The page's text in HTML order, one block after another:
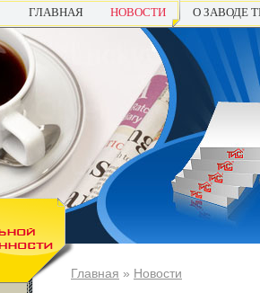
ГЛАВНАЯ НОВОСТИ О ЗАВОДЕ
Главная » Новости